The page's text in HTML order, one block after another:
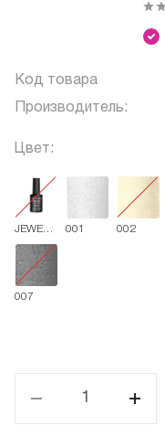
Код товара
Производитель:
Цвет:
JEWELRY
9 мл
001 002
007